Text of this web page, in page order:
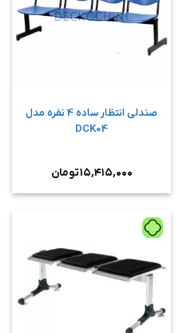
صندلی انتظار ساده 4 نفره مدل
DCK04
۱۵,۴۱۵,۰۰۰تومان